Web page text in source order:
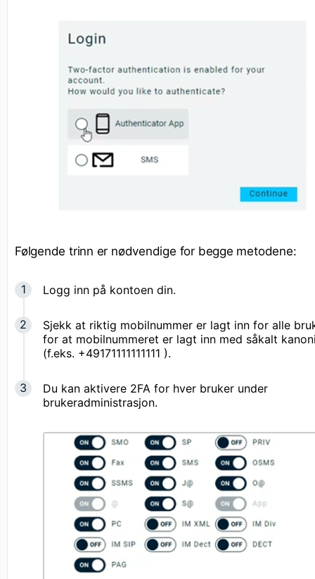
Følgende trinn er nødvendige for begge metodene:
Logg inn på kontoen din.
Sjekk at riktig mobilnummer er lagt inn for alle
for at mobilnummeret er lagt inn med såkalt
(f.eks. +49171111111111 ).
Du kan aktivere 2FA for hver bruker under
brukeradministrasjon.